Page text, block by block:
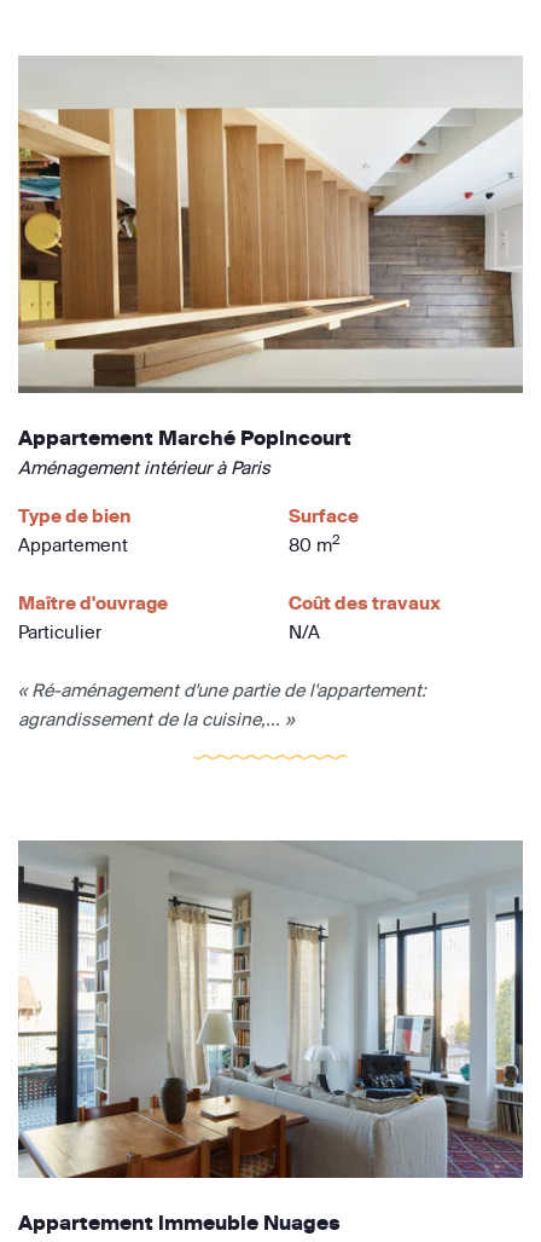
Appartement Marché Popincourt
Aménagement intérieur à Paris
Type de bien
Appartement
Surface
80 m2
Maître d'ouvrage
Particulier
Coût des travaux
N/A
« Ré-aménagement d'une partie de l'appartement:
agrandissement de la cuisine,... »
Appartement immeuble Nuages